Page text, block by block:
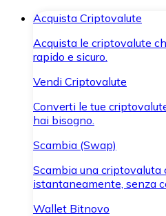
Acquista Criptovalute
Acquista le criptovalute
rapido e sicuro.
Vendi Criptovalute
Converti le tue
hai bisogno.
Scambia (Swap)
Scambia una criptovaluta
istantaneamente, senza
Wallet Bitnovo